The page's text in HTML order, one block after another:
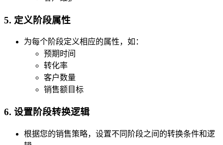
5. 定义阶段属性
为每个阶段定义相应的属性，如：
预期时间
转化率
客户数量
销售额目标
6. 设置阶段转换逻辑
根据您的销售策略，设置不同阶段之间的转换条件和逻